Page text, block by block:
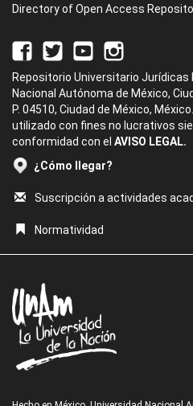
Directory of Open Access
Repositorio Universitario Jurídicas
Nacional Autónoma de México,
P. 04510, Ciudad de México,
utilizado con fines no lucrativos
conformidad con el AVISO LEGAL.
¿Cómo llegar?
Suscripción a actividades
Normatividad